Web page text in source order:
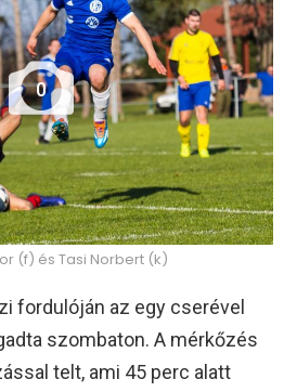
0
(f) és Tasi Norbert (k)
fordulóján az egy cserével
szombaton. A mérkőzés
telt, ami 45 perc alatt